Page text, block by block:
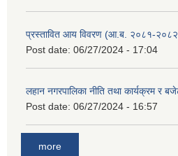
प्रस्तावित आय विवरण (आ.ब. २०८१-
Post date: 06/27/2024 - 17:04
लहान नगरपालिका नीति तथा कार्यक्रम
Post date: 06/27/2024 - 16:57
more